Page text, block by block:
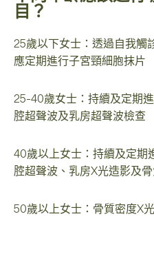
目？
25歲以下女士：透過自我觸
應定期進行子宮頸細胞抹片
25-40歲女士：持續及定期
腔超聲波及乳房超聲波檢查
40歲以上女士：持續及定期
腔超聲波、乳房X光造影及
50歲以上女士：骨質密度X